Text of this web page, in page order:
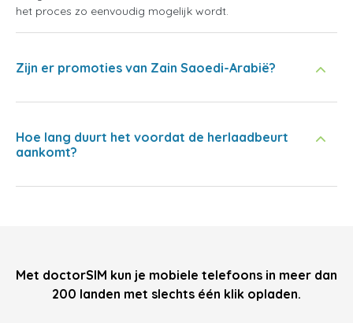
het proces zo eenvoudig mogelijk wordt.
Zijn er promoties van Zain Saoedi-Arabië?
Hoe lang duurt het voordat de herlaadbeurt
aankomt?
Met doctorSIM kun je mobiele telefoons in meer dan
200 landen met slechts één klik opladen.